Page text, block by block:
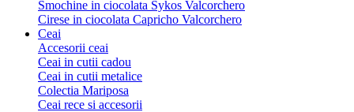
Smochine in ciocolata Sykos Valcorchero
Cirese in ciocolata Capricho Valcorchero
Ceai
Accesorii ceai
Ceai in cutii cadou
Ceai in cutii metalice
Colectia Mariposa
Ceai rece si accesorii